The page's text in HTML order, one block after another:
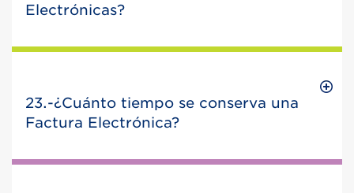
Electrónicas?
23.-¿Cuánto tiempo se conserva una
Factura Electrónica?